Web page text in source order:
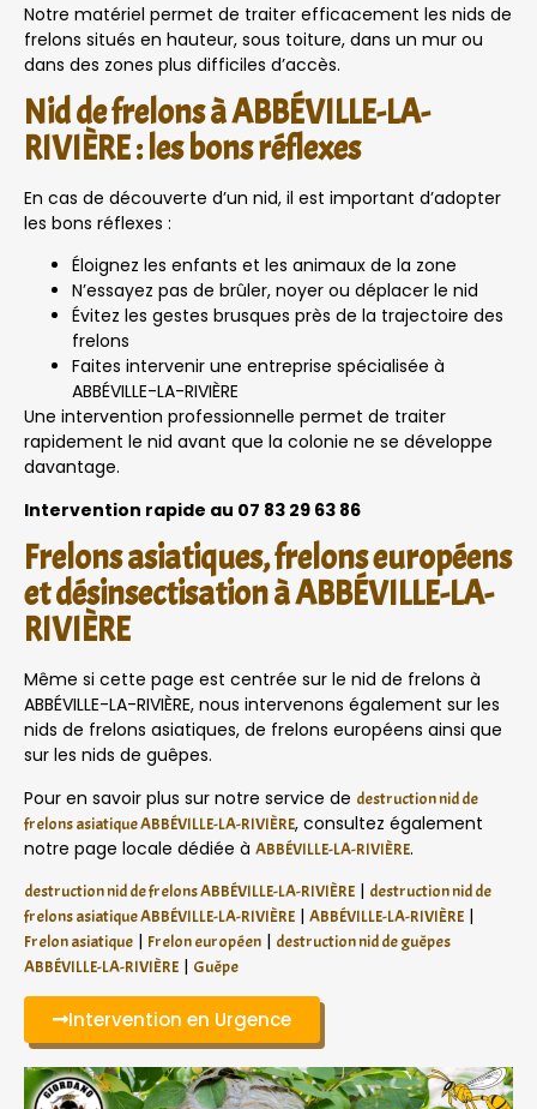
Notre matériel permet de traiter efficacement les nids de
frelons situés en hauteur, sous toiture, dans un mur ou
dans des zones plus difficiles d’accès.
Nid de frelons à ABBÉVILLE-LA-
RIVIÈRE : les bons réflexes
En cas de découverte d’un nid, il est important d’adopter
les bons réflexes :
Éloignez les enfants et les animaux de la zone
N’essayez pas de brûler, noyer ou déplacer le nid
Évitez les gestes brusques près de la trajectoire des
frelons
Faites intervenir une entreprise spécialisée à
ABBÉVILLE-LA-RIVIÈRE
Une intervention professionnelle permet de traiter
rapidement le nid avant que la colonie ne se développe
davantage.
Intervention rapide au 07 83 29 63 86
Frelons asiatiques, frelons européens
et désinsectisation à ABBÉVILLE-LA-
RIVIÈRE
Même si cette page est centrée sur le nid de frelons à
ABBÉVILLE-LA-RIVIÈRE, nous intervenons également sur les
nids de frelons asiatiques, de frelons européens ainsi que
sur les nids de guêpes.
Pour en savoir plus sur notre service de destruction nid de
frelons asiatique ABBÉVILLE-LA-RIVIÈRE, consultez également
notre page locale dédiée à ABBÉVILLE-LA-RIVIÈRE.
destruction nid de frelons ABBÉVILLE-LA-RIVIÈRE | destruction nid de
frelons asiatique ABBÉVILLE-LA-RIVIÈRE | ABBÉVILLE-LA-RIVIÈRE |
Frelon asiatique | Frelon européen | destruction nid de guêpes
ABBÉVILLE-LA-RIVIÈRE | Guêpe
Intervention en Urgence